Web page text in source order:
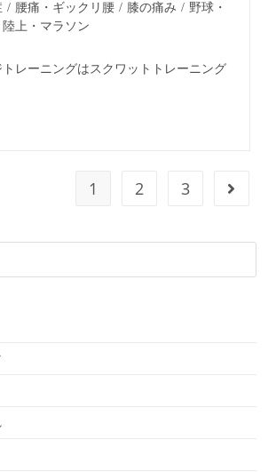
/ 腰痛・ギックリ腰 / 膝の痛み / 野球・
陸上・マラソン
レーニングはスクワットトレーニング
1 2 3